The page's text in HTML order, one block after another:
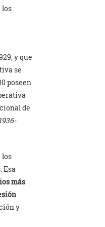
los
y que
se
poseen
de
los
Esa
más
y